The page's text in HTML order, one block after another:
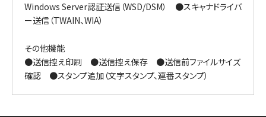
Windows Server認証送信（WSD/DSM） ●スキャナドライバ
ー送信（TWAIN、WIA）
その他機能
●送信控え印刷 ●送信控え保存 ●送信前ファイルサイズ
確認 ●スタンプ追加（文字スタンプ、連番スタンプ）